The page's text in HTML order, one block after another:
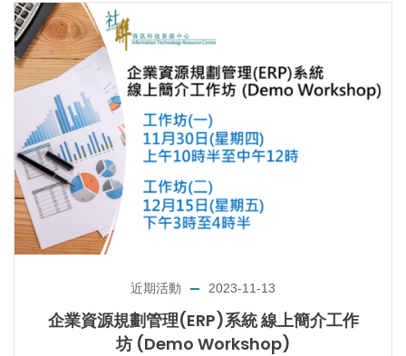
近期活動 2023-11-13
企業資源規劃管理(ERP)系統 線上簡介工作
坊 (Demo Workshop)